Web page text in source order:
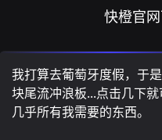
快橙官
我打算去葡萄牙度假，于
块尾流冲浪板...点击几下
几乎所有我需要的东西。